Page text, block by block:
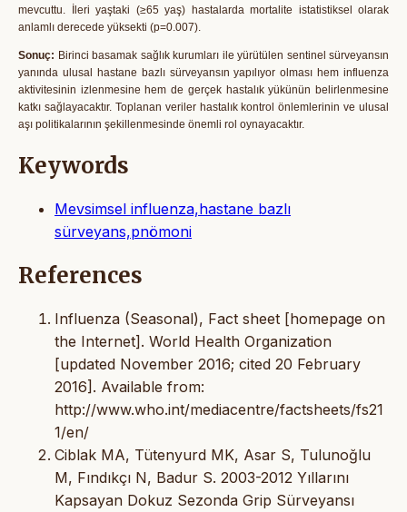
mevcuttu. İleri yaştaki (≥65 yaş) hastalarda mortalite istatistiksel olarak
anlamlı derecede yüksekti (p=0.007).
Sonuç: Birinci basamak sağlık kurumları ile yürütülen sentinel sürveyansın
yanında ulusal hastane bazlı sürveyansın yapılıyor olması hem influenza
aktivitesinin izlenmesine hem de gerçek hastalık yükünün belirlenmesine
katkı sağlayacaktır. Toplanan veriler hastalık kontrol önlemlerinin ve ulusal
aşı politikalarının şekillenmesinde önemli rol oynayacaktır.
Keywords
Mevsimsel influenza,hastane bazlı
sürveyans,pnömoni
References
Influenza (Seasonal), Fact sheet [homepage on
the Internet]. World Health Organization
[updated November 2016; cited 20 February
2016]. Available from:
http://www.who.int/mediacentre/factsheets/fs21
1/en/
Ciblak MA, Tütenyurd MK, Asar S, Tulunoğlu
M, Fındıkçı N, Badur S. 2003-2012 Yıllarını
Kapsayan Dokuz Sezonda Grip Sürveyansı